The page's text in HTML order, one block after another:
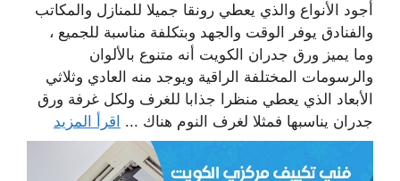
أجود الأنواع والذي يعطي رونقا جميلا للمنازل والمكاتب
والفنادق يوفر الوقت والجهد وبتكلفة مناسبة للجميع ،
وما يميز ورق جدران الكويت أنه متنوع بالألوان
والرسومات المختلفة الراقية ويوجد منه العادي وثلاثي
الأبعاد الذي يعطي منظرا جذابا للغرف ولكل غرفة ورق
جدران يناسبها فمثلا لغرف النوم هناك ... اقرأ المزيد